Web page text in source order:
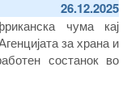
26.12.2025
чума кај
за храна и
состанок во